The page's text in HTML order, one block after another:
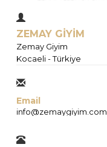
ZEMAY GİYİM
Zemay Giyim
Kocaeli - Türkiye
Email
info@zemaygiyim.com